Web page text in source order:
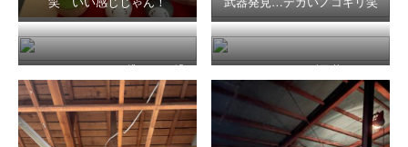
うーんテナントで貸すか…繋
げて会社広くするか悩み
中…。
とりあえず天井